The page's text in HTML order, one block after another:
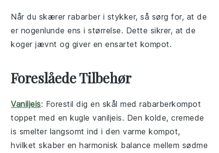
Når du skærerrabarber i stykker, så sørg for, at de
er nogenlunde ens i størrelse. Dette sikrer, at de
koger jævnt og giver en ensartet kompot.
Foreslåede Tilbehør
Vaniljeis: Forestil dig en skål medrabarberkompot
toppet med en kuglevaniljeis. Den kolde, cremede
is smelter langsomt ind i den varme kompot,
hvilket skaber en harmonisk balance mellem sødme